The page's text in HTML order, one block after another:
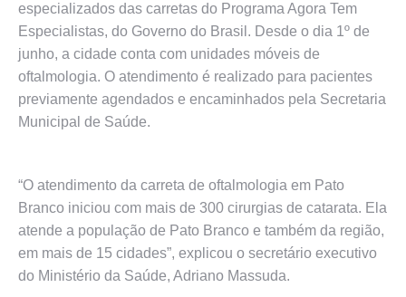
especializados das carretas do Programa Agora Tem
Especialistas, do Governo do Brasil. Desde o dia 1º de
junho, a cidade conta com unidades móveis de
oftalmologia. O atendimento é realizado para pacientes
previamente agendados e encaminhados pela Secretaria
Municipal de Saúde.
“O atendimento da carreta de oftalmologia em Pato
Branco iniciou com mais de 300 cirurgias de catarata. Ela
atende a população de Pato Branco e também da região,
em mais de 15 cidades”, explicou o secretário executivo
do Ministério da Saúde, Adriano Massuda.